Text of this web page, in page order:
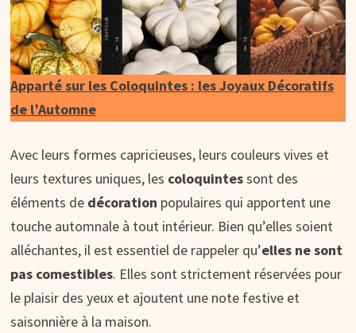
Apparté sur les Coloquintes : les Joyaux Décoratifs
de l’Automne
Avec leurs formes capricieuses, leurs couleurs vives et
leurs textures uniques, les coloquintessont des
éléments de décoration populaires qui apportent une
touche automnale à tout intérieur. Bien qu’elles soient
alléchantes, il est essentiel de rappeler qu’elles ne sont
pas comestibles. Elles sont strictement réservées pour
le plaisir des yeux et ajoutent une note festive et
saisonnière à la maison.